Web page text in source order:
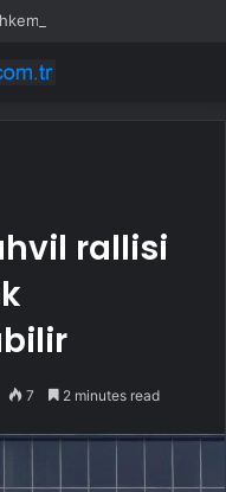
rallisi
7 2 minutes read